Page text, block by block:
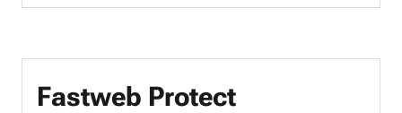
Fastweb Protect